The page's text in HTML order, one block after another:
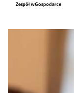
Zespół wGospodarce